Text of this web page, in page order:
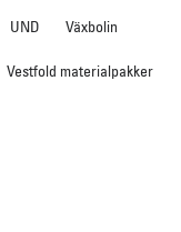
UND Växbolin
Vestfold materialpakker